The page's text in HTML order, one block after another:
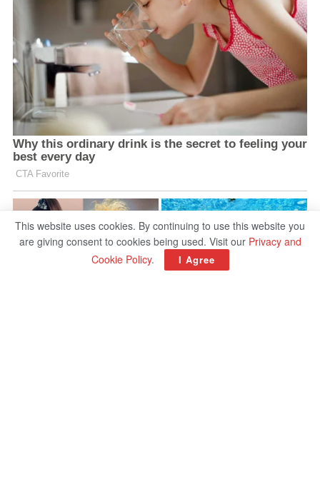
This website uses cookies. By continuing to use this website you
are giving consent to cookies being used. Visit our Privacy and
Cookie Policy. I Agree